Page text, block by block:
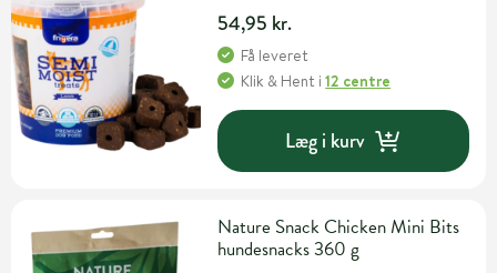
54,95 kr.
Få leveret
Klik & Hent i12 centre
Læg i kurv
Nature Snack Chicken Mini Bits
hundesnacks 360 g